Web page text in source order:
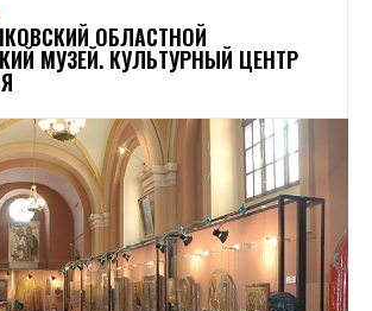
ОБЛАСТНОЙ
МУЗЕЙ. КУЛЬТУРНЫЙ ЦЕНТР